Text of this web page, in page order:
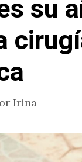
su
Irina